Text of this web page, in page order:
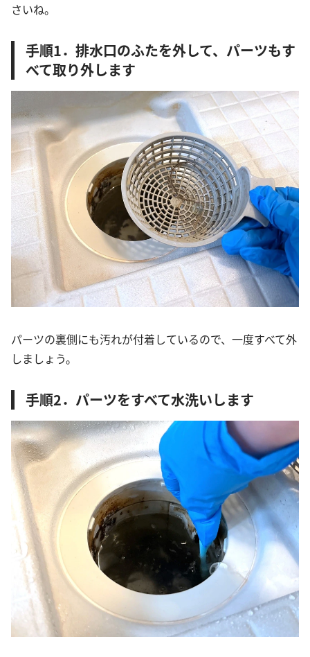
さいね。
手順1．排水口のふたを外して、パーツもす
べて取り外します
パーツの裏側にも汚れが付着しているので、一度すべて外
しましょう。
手順2．パーツをすべて水洗いします